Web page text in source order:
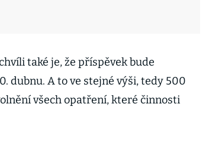
také je, že příspěvek bude
dubnu. A to ve stejné výši, tedy 500
všech opatření, které činnosti